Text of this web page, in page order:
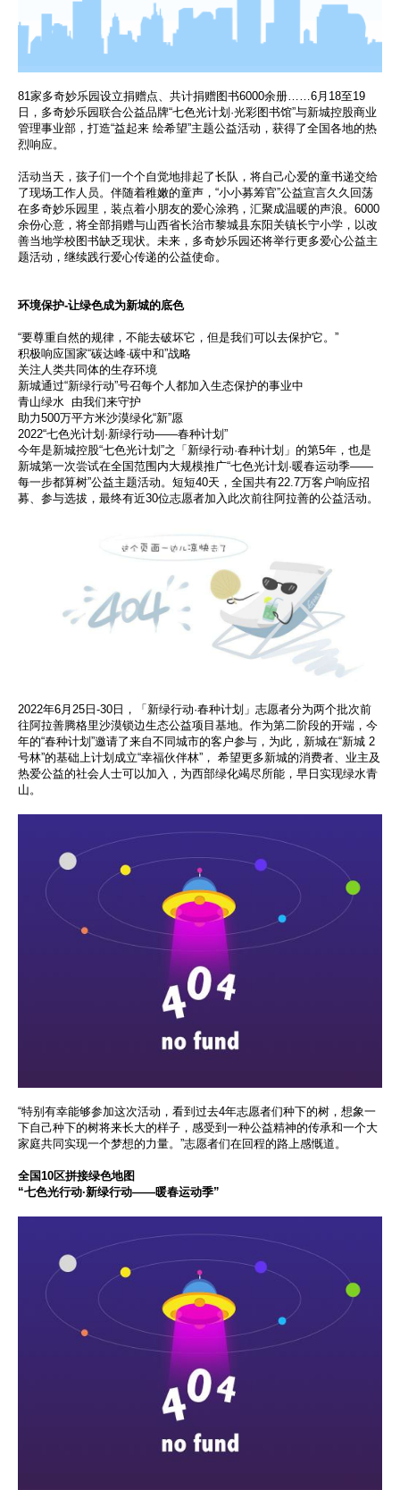
81家多奇妙乐园设立捐赠点、共计捐赠图书6000余册……6月18至19
日，多奇妙乐园联合公益品牌“七色光计划·光彩图书馆”与新城控股商业
管理事业部，打造“益起来 绘希望”主题公益活动，获得了全国各地的热
烈响应。
活动当天，孩子们一个个自觉地排起了长队，将自己心爱的童书递交给
了现场工作人员。伴随着稚嫩的童声，“小小募筹官”公益宣言久久回荡
在多奇妙乐园里，装点着小朋友的爱心涂鸦，汇聚成温暖的声浪。6000
余份心意，将全部捐赠与山西省长治市黎城县东阳关镇长宁小学，以改
善当地学校图书缺乏现状。未来，多奇妙乐园还将举行更多爱心公益主
题活动，继续践行爱心传递的公益使命。
环境保护-让绿色成为新城的底色
“要尊重自然的规律，不能去破坏它，但是我们可以去保护它。”
积极响应国家“碳达峰·碳中和”战略
关注人类共同体的生存环境
新城通过“新绿行动”号召每个人都加入生态保护的事业中
青山绿水 由我们来守护
助力500万平方米沙漠绿化“新”愿
2022“七色光计划·新绿行动——春种计划”
今年是新城控股“七色光计划”之「新绿行动·春种计划」的第5年，也是
新城第一次尝试在全国范围内大规模推广“七色光计划·暖春运动季——
每一步都算树”公益主题活动。短短40天，全国共有22.7万客户响应招
募、参与选拔，最终有近30位志愿者加入此次前往阿拉善的公益活动。
2022年6月25日-30日，「新绿行动·春种计划」志愿者分为两个批次前
往阿拉善腾格里沙漠锁边生态公益项目基地。作为第二阶段的开端，今
年的“春种计划”邀请了来自不同城市的客户参与，为此，新城在“新城 2
号林”的基础上计划成立“幸福伙伴林”， 希望更多新城的消费者、业主及
热爱公益的社会人士可以加入，为西部绿化竭尽所能，早日实现绿水青
山。
“特别有幸能够参加这次活动，看到过去4年志愿者们种下的树，想象一
下自己种下的树将来长大的样子，感受到一种公益精神的传承和一个大
家庭共同实现一个梦想的力量。”志愿者们在回程的路上感慨道。
全国10区拼接绿色地图
“七色光行动·新绿行动——暖春运动季”